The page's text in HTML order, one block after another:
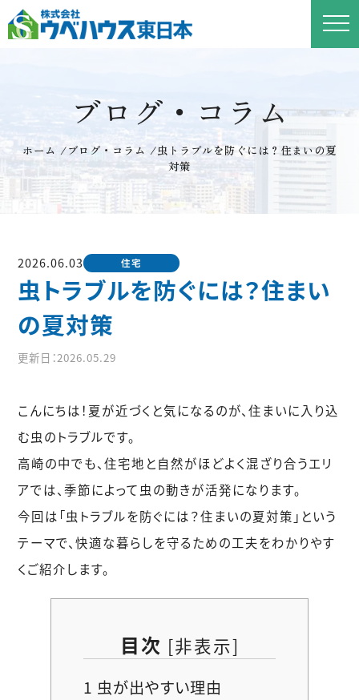
ブログ・コラム
ホーム /ブログ・コラム /虫トラブルを防ぐには？住まいの夏
対策
2026.06.03 住宅
虫トラブルを防ぐには？住まい
の夏対策
更新日：2026.05.29
こんにちは！夏が近づくと気になるのが、住まいに入り込
む虫のトラブルです。
高崎の中でも、住宅地と自然がほどよく混ざり合うエリ
アでは、季節によって虫の動きが活発になります。
今回は「虫トラブルを防ぐには？住まいの夏対策」という
テーマで、快適な暮らしを守るための工夫をわかりやす
くご紹介します。
目次 [非表示]
1 虫が出やすい理由